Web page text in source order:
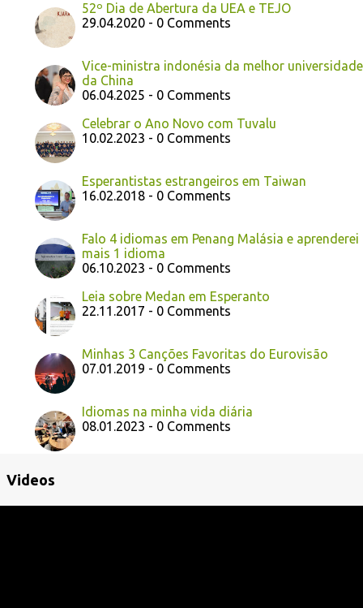
52º Dia de Abertura da UEA e TEJO
29.04.2020 - 0 Comments
Vice-ministra indonésia da melhor universidade
da China
06.04.2025 - 0 Comments
Celebrar o Ano Novo com Tuvalu
10.02.2023 - 0 Comments
Esperantistas estrangeiros em Taiwan
16.02.2018 - 0 Comments
Falo 4 idiomas em Penang Malásia e aprenderei
mais 1 idioma
06.10.2023 - 0 Comments
Leia sobre Medan em Esperanto
22.11.2017 - 0 Comments
Minhas 3 Canções Favoritas do Eurovisão
07.01.2019 - 0 Comments
Idiomas na minha vida diária
08.01.2023 - 0 Comments
Videos